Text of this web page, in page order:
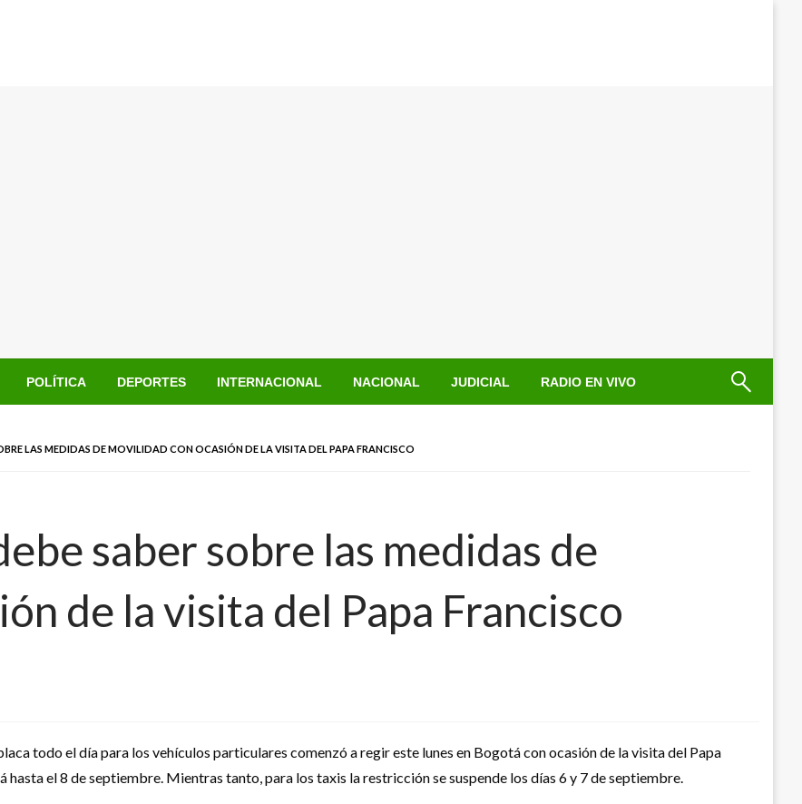
POLÍTICA DEPORTES INTERNACIONAL NACIONAL JUDICIAL RADIO EN VIVO
LAS MEDIDAS DE MOVILIDAD CON OCASIÓN DE LA VISITA DEL PAPA FRANCISCO
saber sobre las medidas de
de la visita del Papa Francisco
todo el día para los vehículos particulares comenzó a regir este lunes en Bogotá con ocasión de la visita del Papa
hasta el 8 de septiembre. Mientras tanto, para los taxis la restricción se suspende los días 6 y 7 de septiembre.